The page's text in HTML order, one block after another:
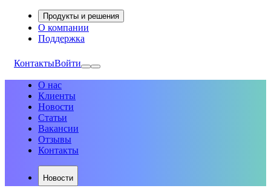
Продукты и решения
О компании
Поддержка
КонтактыВойти
О нас
Клиенты
Новости
Статьи
Вакансии
Отзывы
Контакты
Новости